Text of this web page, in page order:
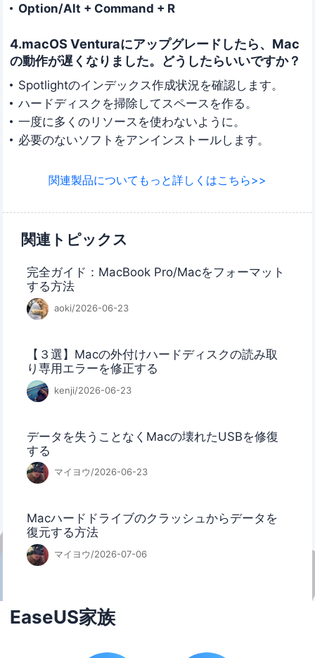
Option/Alt + Command + R
4.macOS Venturaにアップグレードしたら、Mac
の動作が遅くなりました。どうしたらいいですか？
Spotlightのインデックス作成状況を確認します。
ハードディスクを掃除してスペースを作る。
一度に多くのリソースを使わないように。
必要のないソフトをアンインストールします。
関連製品についてもっと詳しくはこちら>>
関連トピックス
完全ガイド：MacBook Pro/Macをフォーマット
する方法
aoki/2026-06-23
【３選】Macの外付けハードディスクの読み取
り専用エラーを修正する
kenji/2026-06-23
データを失うことなくMacの壊れたUSBを修復
する
マイヨウ/2026-06-23
Macハードドライブのクラッシュからデータを
復元する方法
マイヨウ/2026-07-06
EaseUS家族